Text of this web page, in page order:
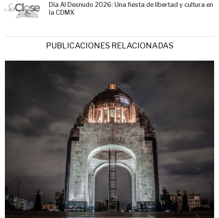
Día Al Desnudo 2026: Una fiesta de libertad y cultura en
la CDMX
PUBLICACIONES RELACIONADAS